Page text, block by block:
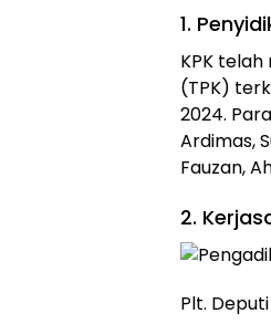
1.
KPK
(TPK)
2024.
Ardimas,
Fauzan,
2.
Plt.